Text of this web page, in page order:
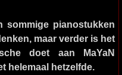
sommige pianostukken
maar verder is het
doet aan MaYaN
helemaal hetzelfde.